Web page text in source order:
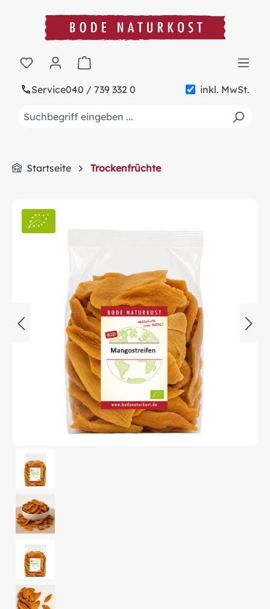
springen
Service040 / 739 332 0 inkl. MwSt.
Warenkorb enthält 0 Positionen. Der
Startseite Trockenfrüchte
Bildergalerie überspringen